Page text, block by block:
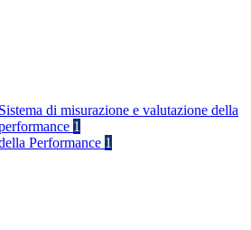
Sistema di misurazione e valutazione della
1
Performance 1